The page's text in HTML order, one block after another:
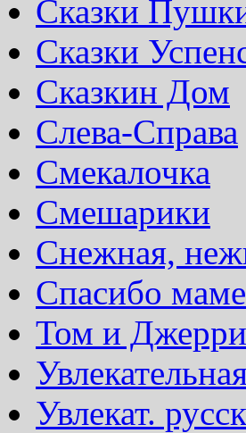
Сказки
Сказки
Сказкин Дом
Слева-Справа
Смекалочка
Смешарики
Снежная,
Спасибо
Том и Джерри
Увлекат.